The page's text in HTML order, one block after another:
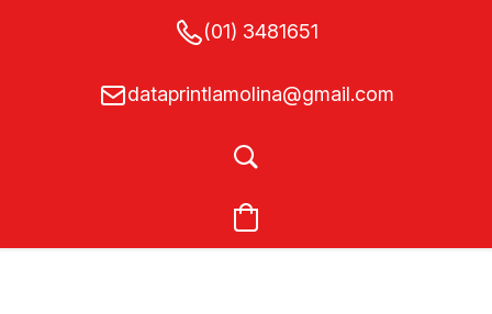
(01) 3481651
dataprintlamolina@gmail.com